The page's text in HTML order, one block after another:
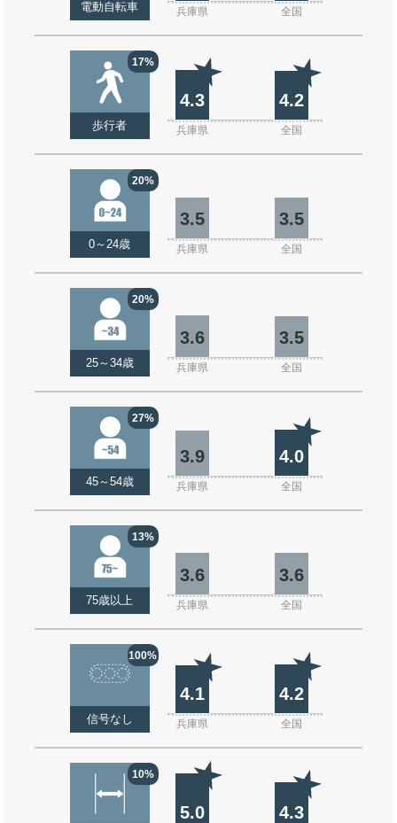
電動自転車 兵庫県 全国
17%
歩行者
4.3 4.2
兵庫県 全国
20%
0～24歳
3.5 3.5
兵庫県 全国
20%
25～34歳
3.6 3.5
兵庫県 全国
27%
45～54歳
3.9 4.0
兵庫県 全国
13%
75歳以上
3.6 3.6
兵庫県 全国
100%
信号なし
4.1 4.2
兵庫県 全国
10%
5.0 4.3